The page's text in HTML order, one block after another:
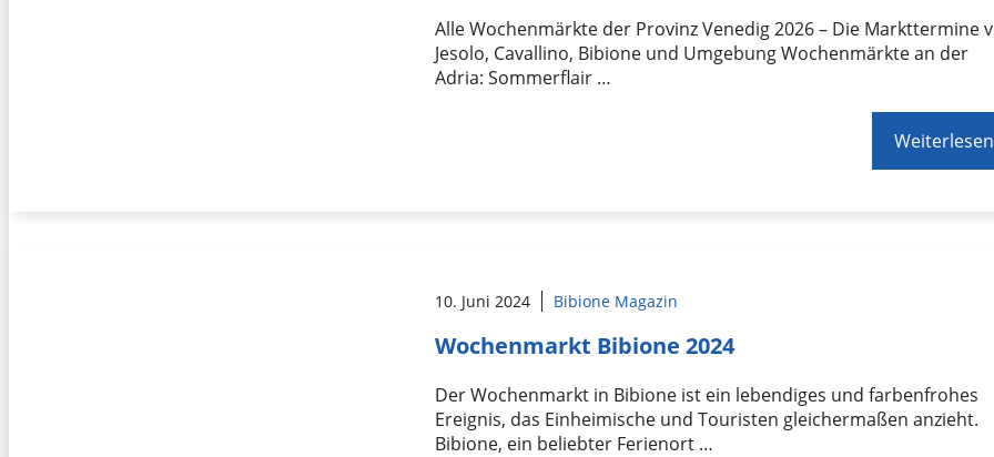
Alle Wochenmärkte der Provinz Venedig 2026 – Die Markttermine
Jesolo, Cavallino, Bibione und Umgebung Wochenmärkte an der
Adria: Sommerflair …
Weiterlesen
10. Juni 2024 Bibione Magazin
Wochenmarkt Bibione 2024
Der Wochenmarkt in Bibione ist ein lebendiges und farbenfrohes
Ereignis, das Einheimische und Touristen gleichermaßen anzieht.
Bibione, ein beliebter Ferienort …